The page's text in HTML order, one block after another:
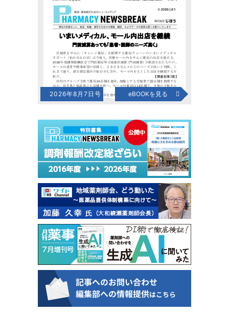
2026年8月7日号 eBOOKを見る